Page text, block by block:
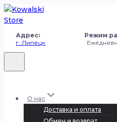
Перейти
к
Адрес: Режим
г. Липецк Ежедневно
О нас
Доставка и оплата